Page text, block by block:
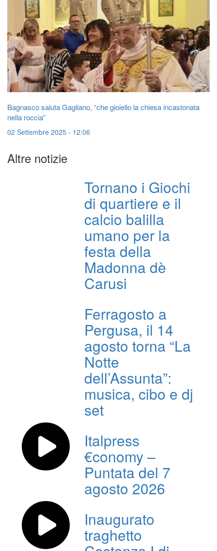
Bagnasco saluta Gagliano, “che gioiello la chiesa incastonata
nella roccia”
02 Settembre 2025 - 12:06
Altre notizie
Tornano i Giochi
di quartiere e il
calcio balilla
umano per la
festa della
Madonna dè
Carusi
Ferragosto a
Pergusa, il 14
agosto torna “La
Notte
dell’Assunta”:
musica, cibo e dj
set
Italpress
€conomy –
Puntata del 7
agosto 2026
Inaugurato
traghetto